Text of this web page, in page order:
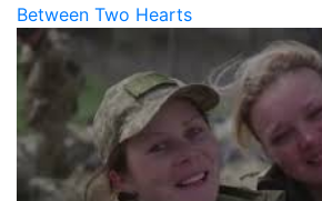
Between Two Hearts